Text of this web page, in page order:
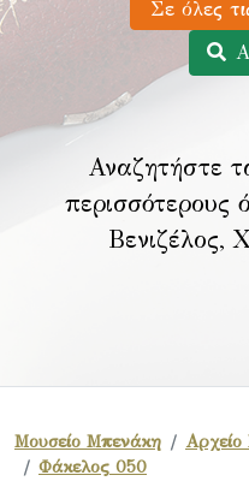
Αναζητήστε
Βενιζέλος,
Μουσείο Μπενάκη
Αρχείο
Φάκελος 050